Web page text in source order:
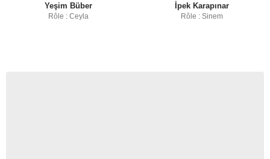
Yeşim Büber
Rôle : Ceyla
İpek Karapınar
Rôle : Sinem